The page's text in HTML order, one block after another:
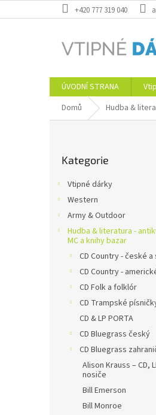
na
+420 777 319 040
ÚVODNÍ STRANA
Domů
Hudba &
kategorie
Kategorie
Vtipné dárky
Western
Army & Outdoor
Hudba & literatura -
MC a knihy bazar
CD Country - české
CD Country -
CD Folk a folklór
CD Trampské
CD & LP PORTA
CD Bluegrass český
CD Bluegrass
Alison Krauss – CD,
nosiče
Bill Emerson
Bill Monroe